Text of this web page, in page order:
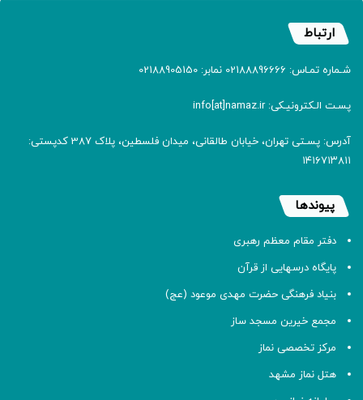
ارتباط
شـماره تمـاس: 02188896666 نمابر: 02188905150
پسـت الـکترونیـکی: info[at]namaz.ir
آدرس: پسـتی تهران، خیابان طالقانی، میدان فلسطین، پلاک 387 کدپستی:
۱۴۱۶۷۱۳۸۱۱
پیوندها
دفتر مقام معظم رهبری
پایگاه درسهایی از قرآن
بنیاد فرهنگی حضرت مهدی موعود (عج)
مجمع خیرین مسجد ساز
مرکز تخصصی نماز
هتل نماز مشهد